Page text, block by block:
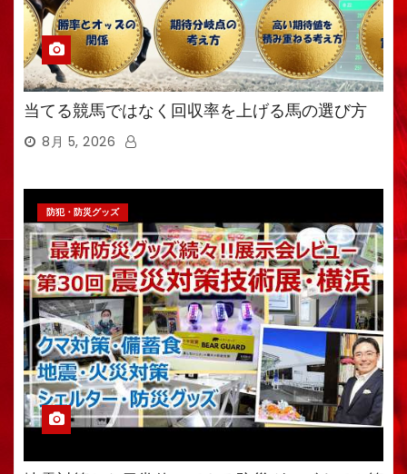
当てる競馬ではなく回収率を上げる馬の選び方
8月 5, 2026
防犯・防災グッズ